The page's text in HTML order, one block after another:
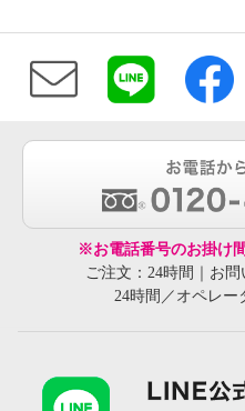
※お電話番号のお掛け
ご注文：24時間｜お
24時間／オペレー